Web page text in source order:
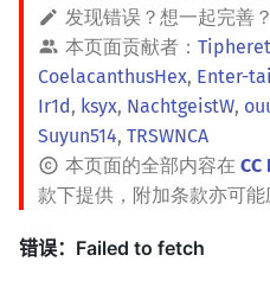
发现错误？想一起完善？
本页面贡献者：
CoelacanthusHex, Enter-
Ir1d, ksyx, NachtgeistW,
Suyun514, TRSWNCA
本页面的全部内容在 CC
款下提供，附加条款亦可能